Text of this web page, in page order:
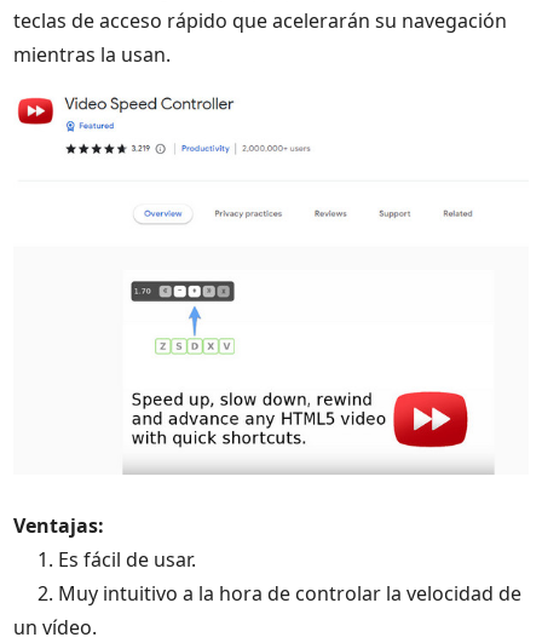
teclas de acceso rápido que acelerarán su navegación
mientras la usan.
Ventajas:
1. Es fácil de usar.
2. Muy intuitivo a la hora de controlar la velocidad de
un vídeo.